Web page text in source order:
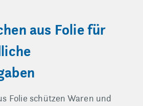
aus Folie für
Folie schützen Waren und